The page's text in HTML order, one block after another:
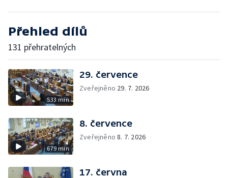
Přehled dílů
131 přehratelných
533 min
29. července
Zveřejněno 29. 7. 2026
679 min
8. července
Zveřejněno8. 7. 2026
17. června